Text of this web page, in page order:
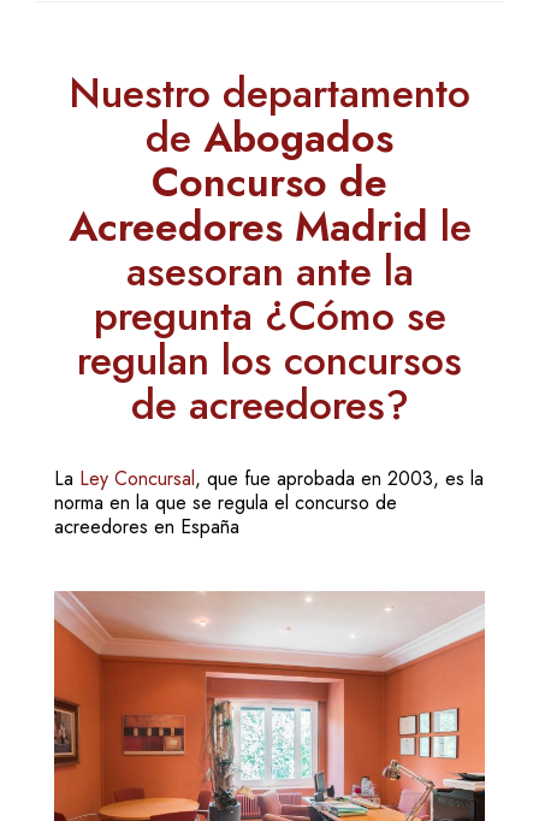
Nuestro departamento
de Abogados
Concurso de
Acreedores Madrid le
asesoran ante la
pregunta ¿Cómo se
regulan los concursos
de acreedores?
La Ley Concursal, que fue aprobada en 2003, es la
norma en la que se regula el concurso de
acreedores en España